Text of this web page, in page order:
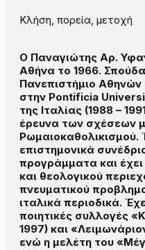
Κλήση, πορεία, μετοχή
Ο Παναγιώτης Αρ.
Αθήνα το 1966.
Πανεπιστήμιο
στην Pontificia
της Ιταλίας (1988 –
έρευνα των σχέσεων
Ρωμαιοκαθολικισμού.
επιστημονικά
προγράμματα και
και θεολογικού
πνευματικού
ιταλικά περιοδικά.
ποιητικές συλλογές
1997) και
ενώ η μελέτη του